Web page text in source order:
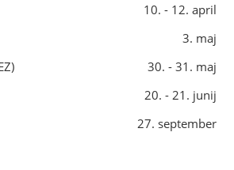
10. - 12. april
3. maj
30. - 31. maj
20. - 21. junij
27. september